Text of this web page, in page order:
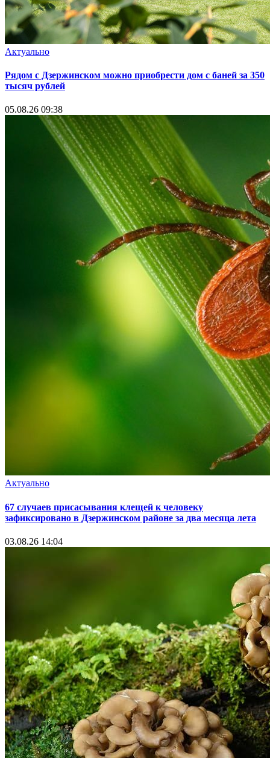
Актуально
Рядом с Дзержинском можно приобрести дом с баней за 350
тысяч рублей
05.08.26 09:38
Актуально
67 случаев присасывания клещей к человеку
зафиксировано в Дзержинском районе за два месяца лета
03.08.26 14:04